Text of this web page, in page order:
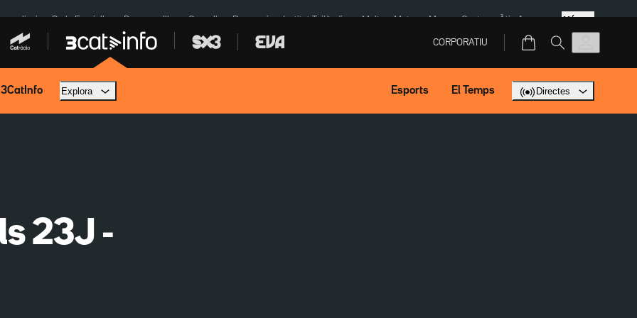
eclipsi De la Espriella Dos anys Illa Granollers Paraguai Institut Tailàndia Multa a Meta Menors Ceuta Àtic Ayuso Més
CORPORATIU
3CatInfo Explora Esports El Temps Directes
23J -